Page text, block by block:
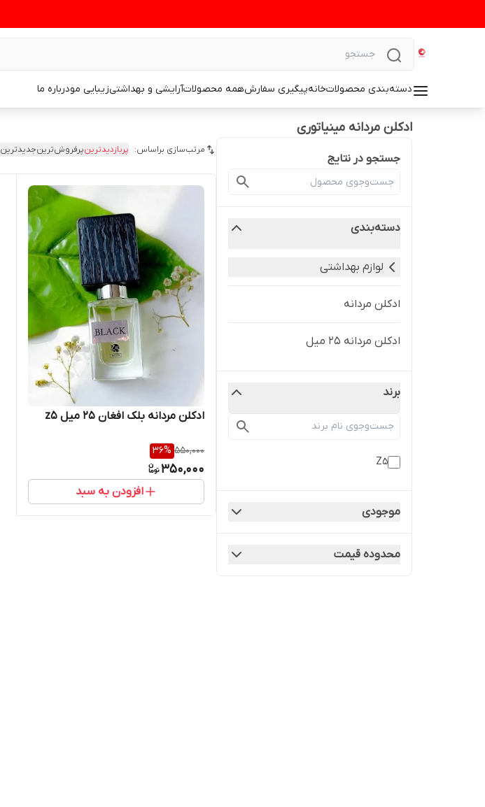
دسته‌بندی محصولاتخانهپیگیری سفارشهمه محصولاتآرایشی و بهداشتیزیبایی مودرباره ما
ادکلن مردانه مینیاتوری
جستجو در نتایج
دسته‌بندی
لوازم بهداشتی
ادکلن مردانه
ادکلن مردانه ۲۵ میل
برند
Z5
موجودی
محدوده قیمت
مرتب‌سازی براساس: پربازدیدترینپرفروش‌ترینجدیدترین
ادکلن مردانه بلک افغان ۲۵ میل z5
550,000
36%
350,000
افزودن به سبد